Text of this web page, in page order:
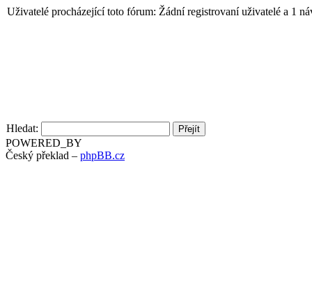
Uživatelé procházející toto fórum: Žádní registrovaní uživatelé a 1
Hledat:
POWERED_BY
Český překlad – phpBB.cz